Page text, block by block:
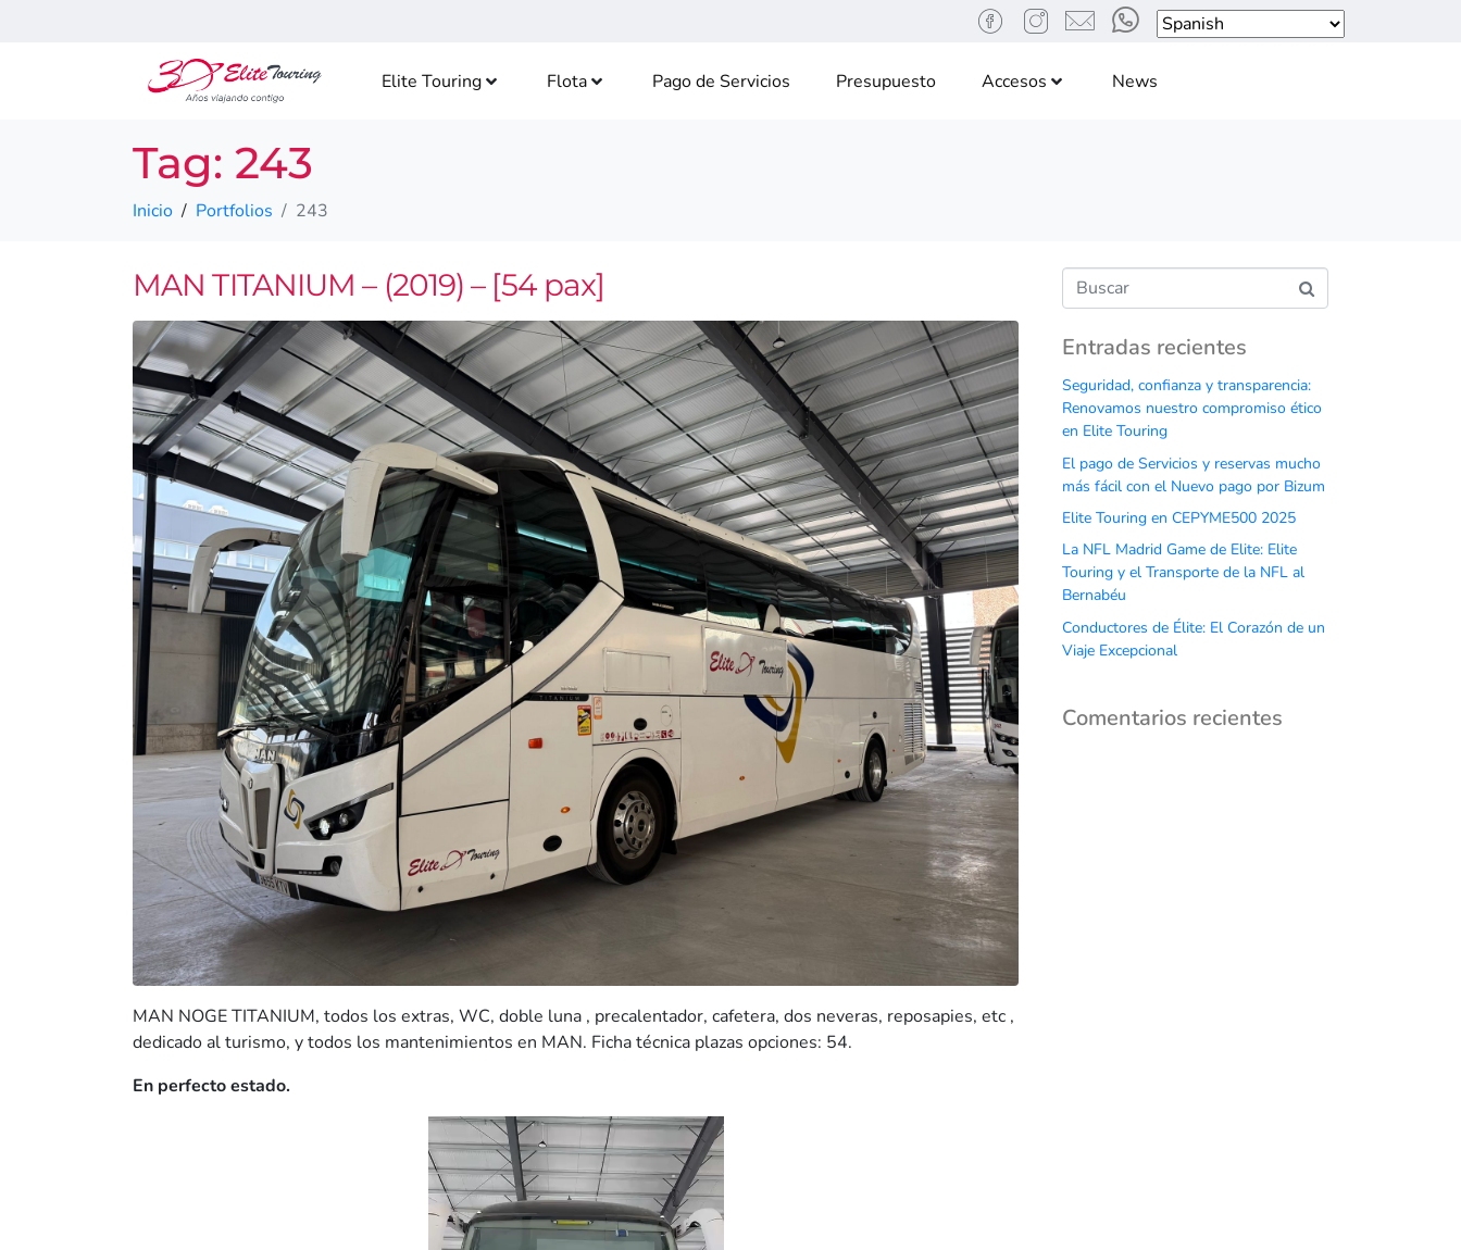
Elite Touring Flota Pago de Servicios Presupuesto Accesos News
Tag: 243
Inicio Portfolios 243
MAN TITANIUM – (2019) – [54 pax]
MAN NOGE TITANIUM, todos los extras, WC, doble luna , precalentador, cafetera, dos neveras, reposapies, etc ,
dedicado al turismo, y todos los mantenimientos en MAN. Ficha técnica plazas opciones: 54.
En perfecto estado.
Entradas recientes
Seguridad, confianza y transparencia:
Renovamos nuestro compromiso ético
en Elite Touring
El pago de Servicios y reservas mucho
más fácil con el Nuevo pago por Bizum
Elite Touring en CEPYME500 2025
La NFL Madrid Game de Elite: Elite
Touring y el Transporte de la NFL al
Bernabéu
Conductores de Élite: El Corazón de un
Viaje Excepcional
Comentarios recientes